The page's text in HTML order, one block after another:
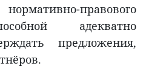
правового
адекватно
предложения,